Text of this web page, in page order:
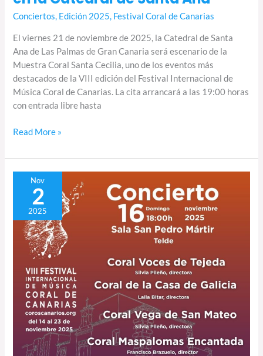
Conciertos, Edición 2025, Festival Coral de Canarias
El viernes 21 de noviembre de 2025, la Catedral de Santa
Ana de Las Palmas de Gran Canaria será escenario de la
Muestra Coral Santa Cecilia, uno de los eventos más
destacados de la VIII edición del Festival Internacional de
Música Coral de Canarias. La cita arrancará a las 19:00 horas
con entrada libre hasta
Read More »
Nov
2
2025
Concierto
Telde
del
Festival
Coral